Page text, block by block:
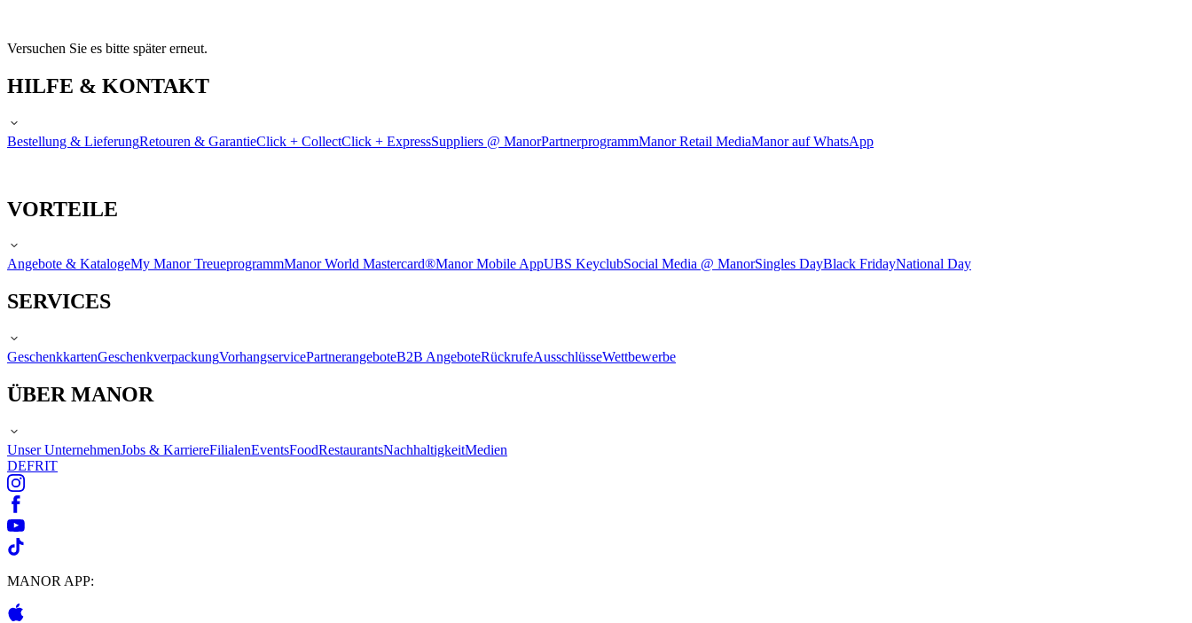
Versuchen Sie es bitte später erneut.
HILFE & KONTAKT
Bestellung & LieferungRetouren & GarantieClick + CollectClick + ExpressSuppliers @ ManorPartnerprogrammManor Retail MediaManor auf WhatsApp
VORTEILE
Angebote & KatalogeMy Manor TreueprogrammManor World Mastercard®Manor Mobile AppUBS KeyclubSocial Media @ ManorSingles DayBlack FridayNational Day
SERVICES
GeschenkkartenGeschenkverpackungVorhangservicePartnerangeboteB2B AngeboteRückrufeAusschlüsseWettbewerbe
ÜBER MANOR
Unser UnternehmenJobs & KarriereFilialenEventsFoodRestaurantsNachhaltigkeitMedien
DEFRIT
MANOR APP: